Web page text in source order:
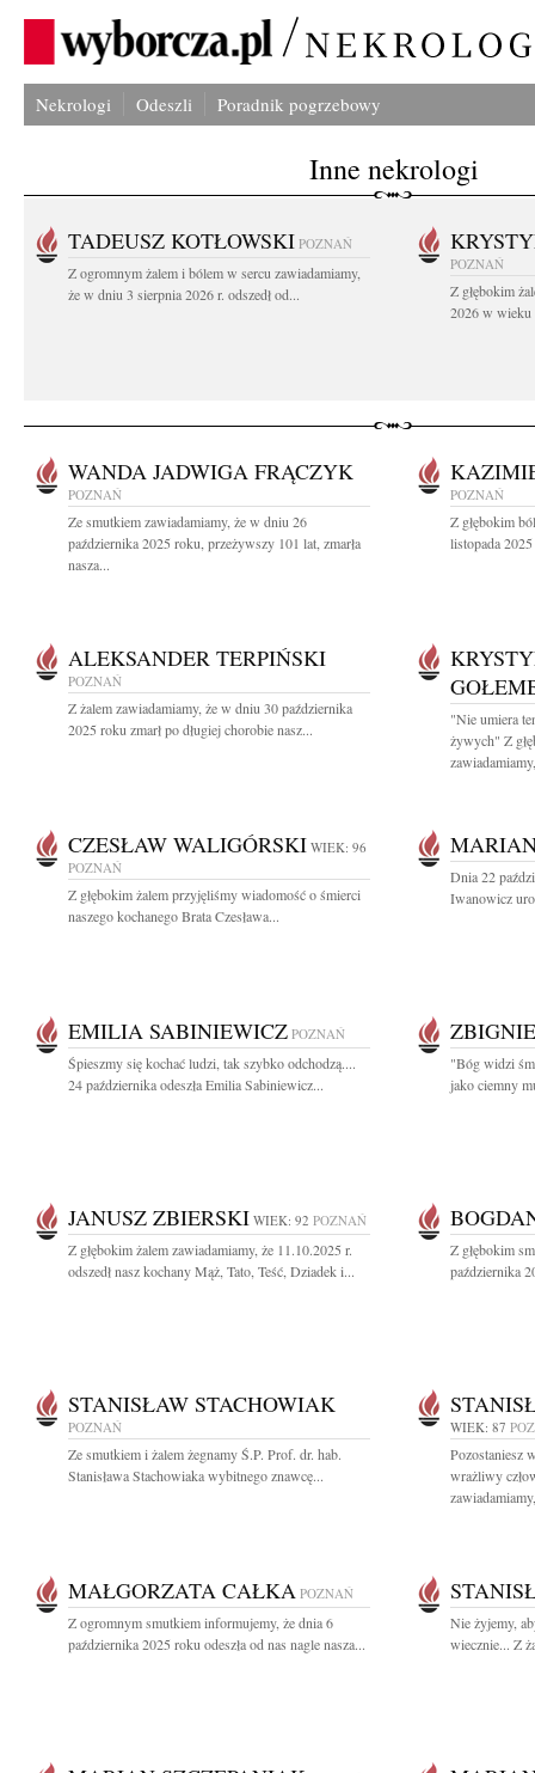
Nekrologi Odeszli Poradnik pogrzebowy
Inne nekrologi
TADEUSZ KOTŁOWSKI POZNAŃ
Z ogromnym żalem i bólem w sercu zawiadamiamy,
że w dniu 3 sierpnia 2026 r. odszedł od...
POZNAŃ
Z głębokim
2026 w wieku
WANDA JADWIGA FRĄCZYK
POZNAŃ
Ze smutkiem zawiadamiamy, że w dniu 26
października 2025 roku, przeżywszy 101 lat, zmarła
nasza...
POZNAŃ
Z głębokim
listopada 2025
ALEKSANDER TERPIŃSKI
POZNAŃ
Z żalem zawiadamiamy, że w dniu 30 października
2025 roku zmarł po długiej chorobie nasz...
"Nie umiera
żywych" Z
CZESŁAW WALIGÓRSKI WIEK: 96
POZNAŃ
Z głębokim żalem przyjęliśmy wiadomość o śmierci
naszego kochanego Brata Czesława...
Dnia 22
Iwanowicz
EMILIA SABINIEWICZ POZNAŃ
Śpieszmy się kochać ludzi, tak szybko odchodzą....
24 października odeszła Emilia Sabiniewicz...
"Bóg widzi
jako ciemny
JANUSZ ZBIERSKI WIEK: 92 POZNAŃ
Z głębokim żalem zawiadamiamy, że 11.10.2025 r.
odszedł nasz kochany Mąż, Tato, Teść, Dziadek i...
Z głębokim
października
STANISŁAW STACHOWIAK
POZNAŃ
Ze smutkiem i żalem żegnamy Ś.P. Prof. dr. hab.
Stanisława Stachowiaka wybitnego znawcę...
WIEK: 87
Pozostaniesz
wrażliwy
MAŁGORZATA CAŁKA POZNAŃ
Z ogromnym smutkiem informujemy, że dnia 6
października 2025 roku odeszła od nas nagle nasza...
Nie żyjemy,
wiecznie... Z